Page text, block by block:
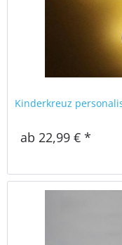
Kinderkreuz
ab 22,99 € *